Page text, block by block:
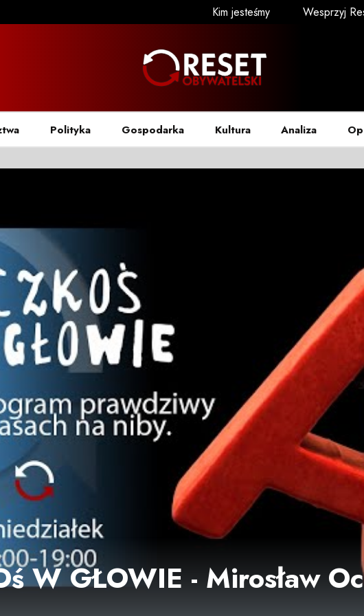
Kim jesteśmy Wesprzyj
Polityka Gospodarka Kultura Analiza
W GŁOWIE - Mirosław